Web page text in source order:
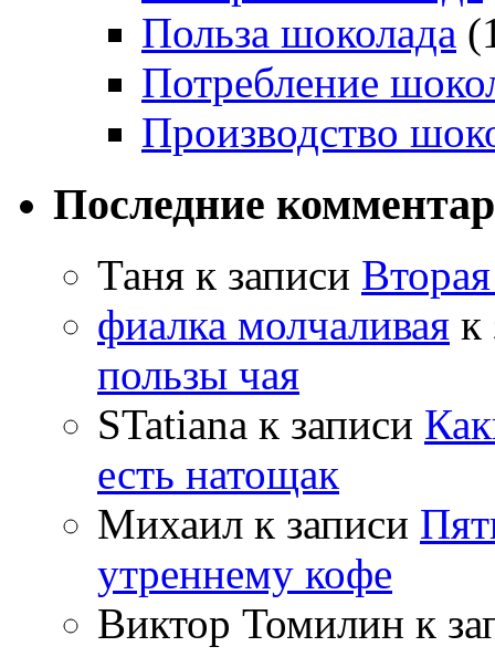
Польза шоколада
Потребление
Производство
Последние
Таня к записи
фиалка молчаливая к
пользы чая
STatiana к записи
есть натощак
Михаил к записи
утреннему кофе
Виктор Томилин к